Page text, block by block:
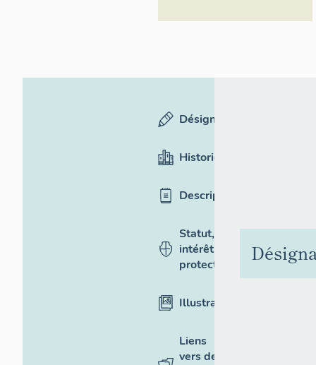
Désignation
Historique
Description
Statut,
intérêt et
protection
Illustrations
Liens
vers des